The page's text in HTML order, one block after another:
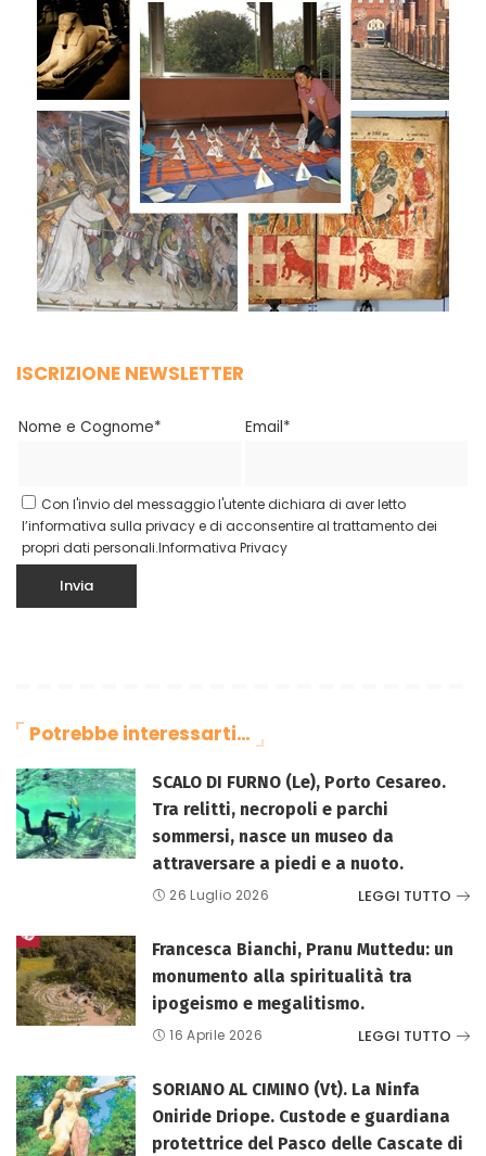
ISCRIZIONE NEWSLETTER
Nome e Cognome* Email*
Con l'invio del messaggio l'utente dichiara di aver letto
l’informativa sulla privacy e di acconsentire al trattamento dei
propri dati personali.Informativa Privacy
Potrebbe interessarti…
SCALO DI FURNO (Le), Porto Cesareo.
Tra relitti, necropoli e parchi
sommersi, nasce un museo da
attraversare a piedi e a nuoto.
26 Luglio 2026 LEGGI TUTTO
Francesca Bianchi, Pranu Muttedu: un
monumento alla spiritualità tra
ipogeismo e megalitismo.
16 Aprile 2026 LEGGI TUTTO
SORIANO AL CIMINO (Vt). La Ninfa
Oniride Driope. Custode e guardiana
protettrice del Pasco delle Cascate di